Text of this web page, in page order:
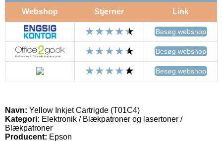
Webshop Stjerner Link
Besøg webshop
Besøg webshop
Besøg webshop
Navn: Yellow Inkjet Cartrigde (T01C4)
Kategori: Elektronik / Blækpatroner og lasertoner /
Blækpatroner
Producent: Epson